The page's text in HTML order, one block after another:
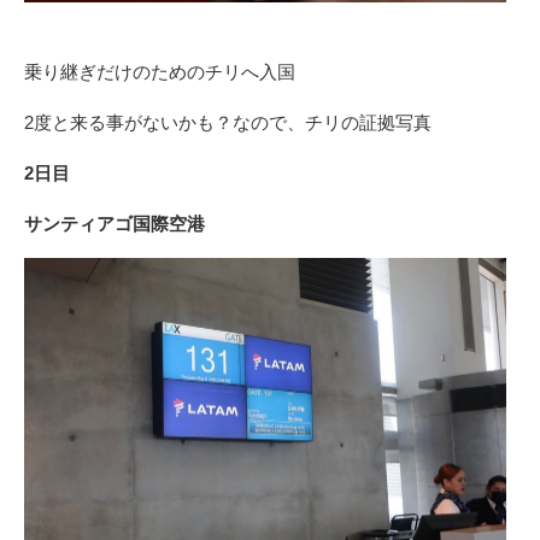
乗り継ぎだけのためのチリへ入国
2度と来る事がないかも？なので、チリの証拠写真
2日目
サンティアゴ国際空港